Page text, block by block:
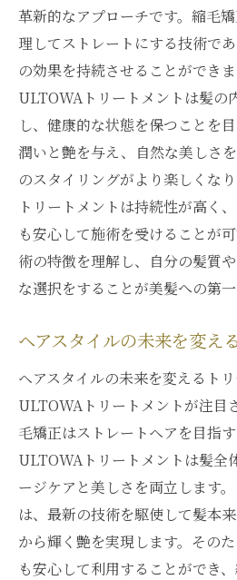
革新的なアプローチです。縮毛
理してストレートにする技術で
の効果を持続させることができま
ULTOWAトリートメントは髪の
し、健康的な状態を保つことを
潤いと艶を与え、自然な美しさ
のスタイリングがより楽しくな
トリートメントは持続性が高く
も安心して施術を受けることが
術の特徴を理解し、自分の髪質
な選択をすることが美髪への第一
ヘアスタイルの未来を変え
ヘアスタイルの未来を変えるトリ
ULTOWAトリートメントが注目
毛矯正はストレートヘアを目指す
ULTOWAトリートメントは髪全
ージケアと美しさを両立します
は、最新の技術を駆使して髪本
から輝く艶を実現します。その
も安心して利用することができ